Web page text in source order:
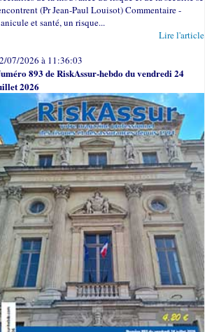
(Pr Jean-Paul Louisot) Commentaire -
et santé, un risque...
Lire l'article
07/2026 à 11:36:03
893 de RiskAssur-hebdo du vendredi 24
2026